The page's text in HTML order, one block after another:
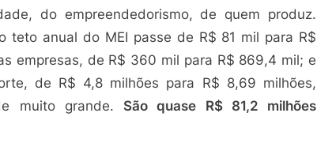
do empreendedorismo, de quem produz.
teto anual do MEI passe de R$ 81 mil para R$
empresas, de R$ 360 mil para R$ 869,4 mil; e
de R$ 4,8 milhões para R$ 8,69 milhões,
muito grande. São quase R$ 81,2 milhões